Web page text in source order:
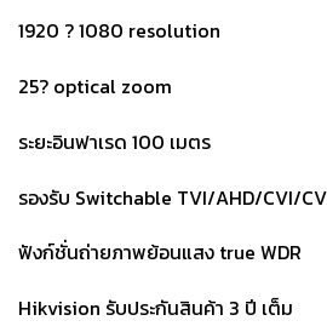
1920 ? 1080 resolution
25? optical zoom
ระยะอินฟาเรด 100 เมตร
รองรับ Switchable TVI/AHD/CVI/
ฟังก์ชั่นถ่ายภาพย้อนแสง true WDR
Hikvision รับประกันสินค้า 3 ปี เต็ม